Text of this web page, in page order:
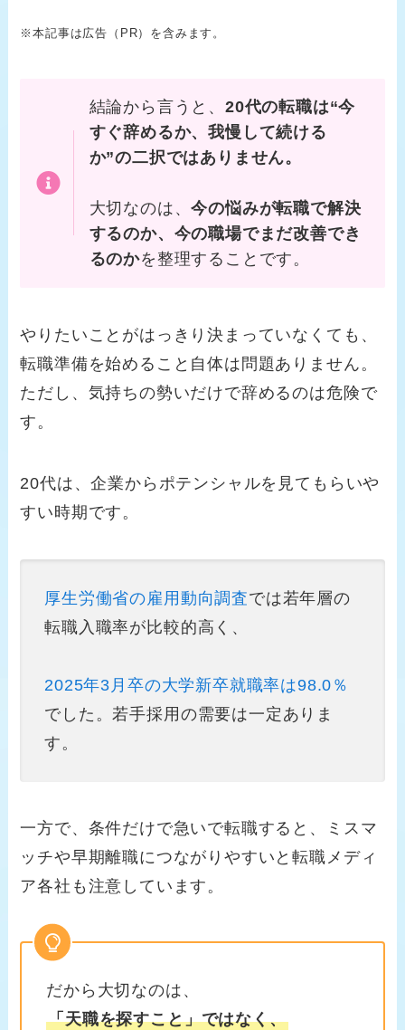
※本記事は広告（PR）を含みます。
結論から言うと、 20代の転職は“今
すぐ辞めるか、我慢して続ける
か”の二択ではありません。
大切なのは、今の悩みが転職で解決
するのか、今の職場でまだ改善でき
るのかを整理することです。
やりたいことがはっきり決まっていなくても、
転職準備を始めること自体は問題ありません。
ただし、気持ちの勢いだけで辞めるのは危険で
す。
20代は、企業からポテンシャルを見てもらいや
すい時期です。
厚生労働省の雇用動向調査では若年層の
転職入職率が比較的高く、
2025年3月卒の大学新卒就職率は98.0％
でした。若手採用の需要は一定ありま
す。
一方で、条件だけで急いで転職すると、ミスマ
ッチや早期離職につながりやすいと転職メディ
ア各社も注意しています。
だから大切なのは、
「天職を探すこと」ではなく、